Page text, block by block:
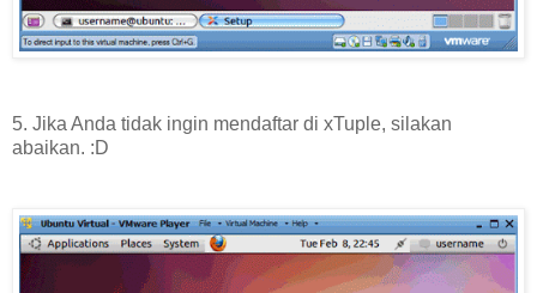
5. Jika Anda tidak ingin mendaftar di xTuple, silakan
abaikan. :D